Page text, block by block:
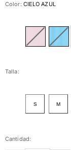
Tallas
Ver todo Mujer
Trajes
Color: CIELO AZUL
Talla:
S M
Cantidad: